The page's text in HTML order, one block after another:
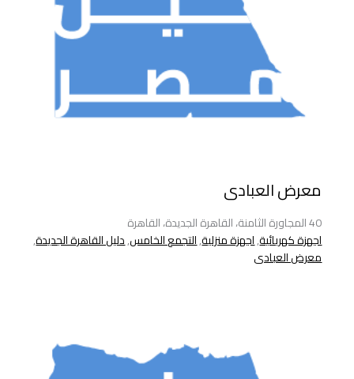
معرض العبادى
40 المجاورة الثامنة، القاهرة الجديدة، القاهرة
اجهزة كهربائية,اجهزة منزلية,التجمع الخامس,دليل القاهرة الجديدة,
معرض العبادى